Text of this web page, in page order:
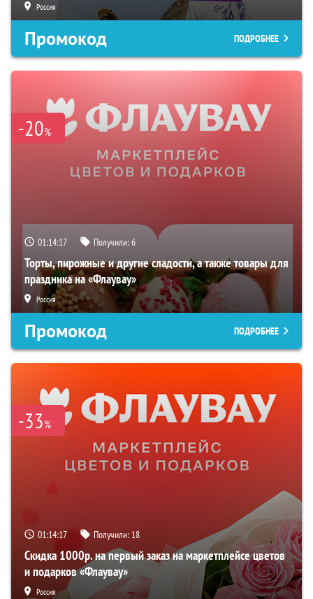
Россия
Промокод ПОДРОБНЕЕ
-20%
01:14:16 Получили:6
Торты, пирожные и другие сладости, а также товары для
праздника на «Флаувау»
Россия
Промокод ПОДРОБНЕЕ
-33%
01:14:16 Получили: 18
Скидка 1000р. на первый заказ на маркетплейсе цветов
и подарков «Флаувау»
Россия